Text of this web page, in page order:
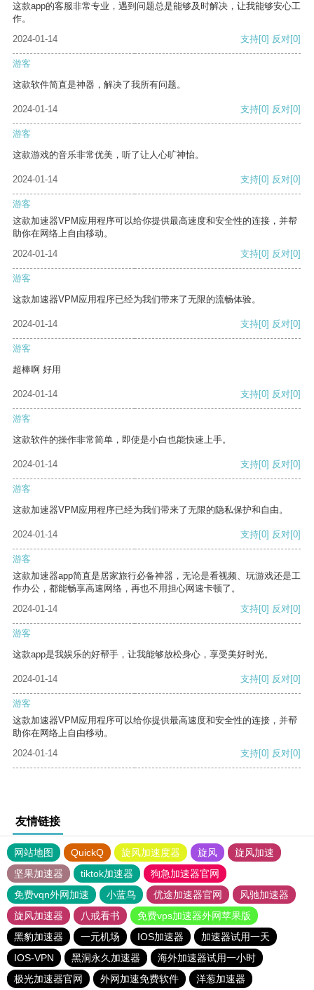
这款app的客服非常专业，遇到问题总是能够及时解决，让我能够安心工
作。
2024-01-14
支持[0] 反对[0]
游客
这款软件简直是神器，解决了我所有问题。
2024-01-14 支持[0] 反对[0]
游客
这款游戏的音乐非常优美，听了让人心旷神怡。
2024-01-14 支持[0] 反对[0]
游客
这款加速器VPM应用程序可以给你提供最高速度和安全性的连接，并帮
助你在网络上自由移动。
2024-01-14
支持[0] 反对[0]
游客
这款加速器VPM应用程序已经为我们带来了无限的流畅体验。
2024-01-14 支持[0] 反对[0]
游客
超棒啊 好用
2024-01-14 支持[0] 反对[0]
游客
这款软件的操作非常简单，即使是小白也能快速上手。
2024-01-14 支持[0] 反对[0]
游客
这款加速器VPM应用程序已经为我们带来了无限的隐私保护和自由。
2024-01-14 支持[0] 反对[0]
游客
这款加速器app简直是居家旅行必备神器，无论是看视频、玩游戏还是工
作办公，都能畅享高速网络，再也不用担心网速卡顿了。
2024-01-14
支持[0] 反对[0]
游客
这款app是我娱乐的好帮手，让我能够放松身心，享受美好时光。
2024-01-14 支持[0] 反对[0]
游客
这款加速器VPM应用程序可以给你提供最高速度和安全性的连接，并帮
助你在网络上自由移动。
2024-01-14
支持[0] 反对[0]
友情链接
网站地图 QuickQ 旋风加速度器 旋风
旋风加速
坚果加速器
tiktok加速器
狗急加速器官网
免费vqn外网加速
小蓝鸟 优途加速器官网
风驰加速器
旋风加速器
八戒看书
免费vps加速器外网苹果版
黑豹加速器
一元机场 IOS加速器
加速器试用一天
IOS-VPN
黑洞永久加速器
海外加速器试用一小时
极光加速器官网
外网加速免费软件 洋葱加速器